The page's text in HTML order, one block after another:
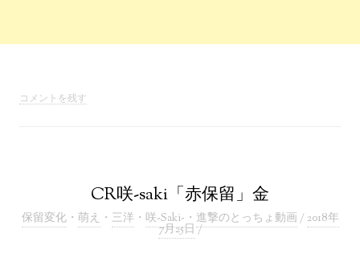
コメントを残す
CR咲-saki「赤保留」金
保留変化・ 萌え ・ 三洋・ 咲-Saki- ・ 進撃のとっちょ動画 / 2018年
7月25日/